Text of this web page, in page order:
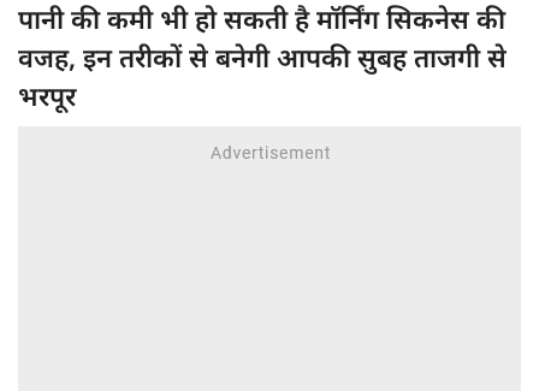
पानी की कमी भी हो सकती है मॉर्निंग सिकनेस की
वजह, इन तरीकों से बनेगी आपकी सुबह ताजगी से
भरपूर